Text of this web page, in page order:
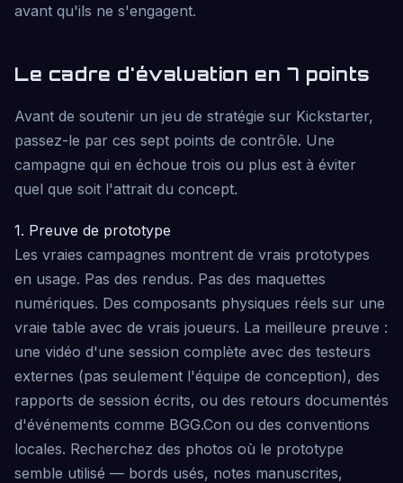
avant qu'ils ne s'engagent.
Le cadre d'évaluation en 7 points
Avant de soutenir un jeu de stratégie sur Kickstarter,
passez-le par ces sept points de contrôle. Une
campagne qui en échoue trois ou plus est à éviter
quel que soit l'attrait du concept.
1. Preuve de prototype
Les vraies campagnes montrent de vrais prototypes
en usage. Pas des rendus. Pas des maquettes
numériques. Des composants physiques réels sur une
vraie table avec de vrais joueurs. La meilleure preuve :
une vidéo d'une session complète avec des testeurs
externes (pas seulement l'équipe de conception), des
rapports de session écrits, ou des retours documentés
d'événements comme BGG.Con ou des conventions
locales. Recherchez des photos où le prototype
semble utilisé — bords usés, notes manuscrites,